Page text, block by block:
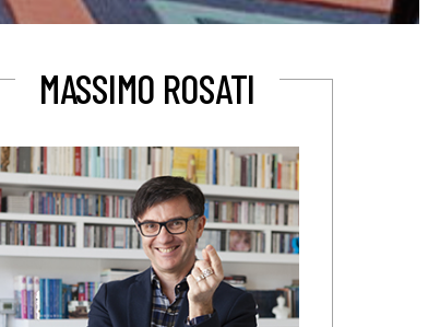
MASSIMO ROSATI